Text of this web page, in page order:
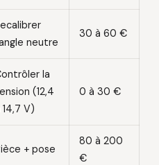
neutre
30 à 60 €
la
(12,4
14,7 V)
0 à 30 €
+ pose
80 à 200
€